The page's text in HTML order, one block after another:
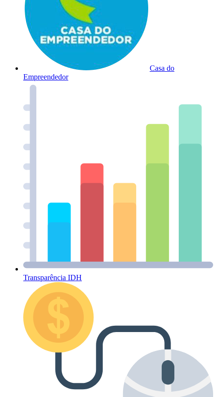
Casa do
Empreendedor
Transparência IDH